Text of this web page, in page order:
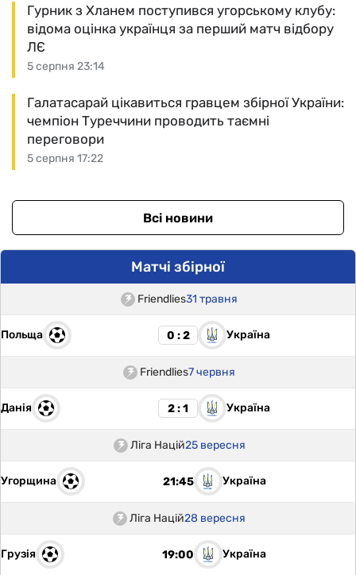
5 серпня 23:14
Гурник з Хланем поступився угорському клубу:
відома оцінка українця за перший матч відбору
ЛЄ
5 серпня 17:22
Галатасарай цікавиться гравцем збірної України:
чемпіон Туреччини проводить таємні
переговори
Всі новини
Матчі збірної
Friendlies31 травня
Польща 0 : 2 Україна
Friendlies7 червня
Данія 2 : 1 Україна
Ліга Націй25 вересня
Угорщина 21:45 Україна
Ліга Націй28 вересня
Грузія 19:00 Україна